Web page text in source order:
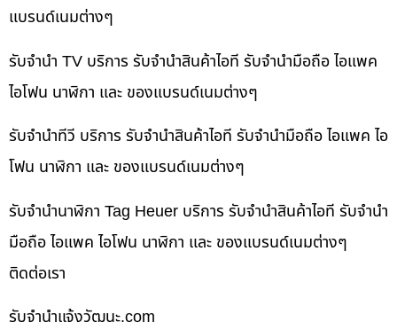
แบรนด์เนมต่างๆ
รับจำนำ TV บริการ รับจำนำสินค้าไอที รับจำนำมือถือ ไอแพค
ไอโฟน นาฬิกา และ ของแบรนด์เนมต่างๆ
รับจำนำทีวี บริการ รับจำนำสินค้าไอที รับจำนำมือถือ ไอแพค ไอ
โฟน นาฬิกา และ ของแบรนด์เนมต่างๆ
รับจำนำนาฬิกา Tag Heuer บริการ รับจำนำสินค้าไอที รับจำนำ
มือถือ ไอแพค ไอโฟน นาฬิกา และ ของแบรนด์เนมต่างๆ
ติดต่อเรา
รับจํานําแจ้งวัฒนะ.com